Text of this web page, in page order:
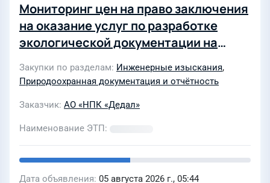
Мониторинг цен на право заключения
на оказание услуг по разработке
экологической документации на
проведению лабораторных анализов
заданием Заказчика. Необходимо
подкрепить официальное
коммерческое предложение на
официальном бланке с подписью
руководителя и печатью организации
Закупки по разделам Инженерные изыскания,
Природоохранная документация и отчётность
Заказчик АО «НПК «Дедал»
Наименование ЭТП
Дата объявления 05 августа 2026 г., 05:44